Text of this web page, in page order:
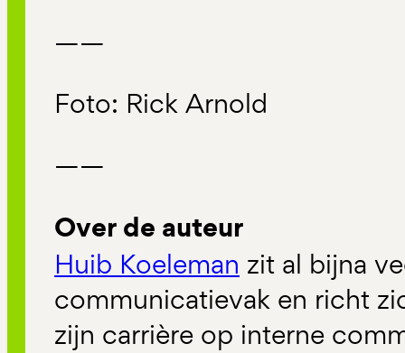
——
Foto: Rick Arnold
——
Over de auteur
Huib Koeleman zit al bijna
communicatievak en richt
zijn carrière op interne